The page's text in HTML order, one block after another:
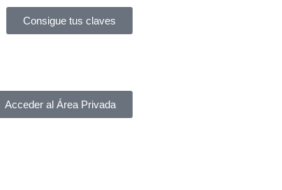
Consigue tus claves
Acceder al Área Privada